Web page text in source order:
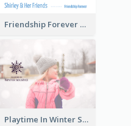
Friendship Forever Photo Book
Playtime In Winter Solstice Kids Photobook